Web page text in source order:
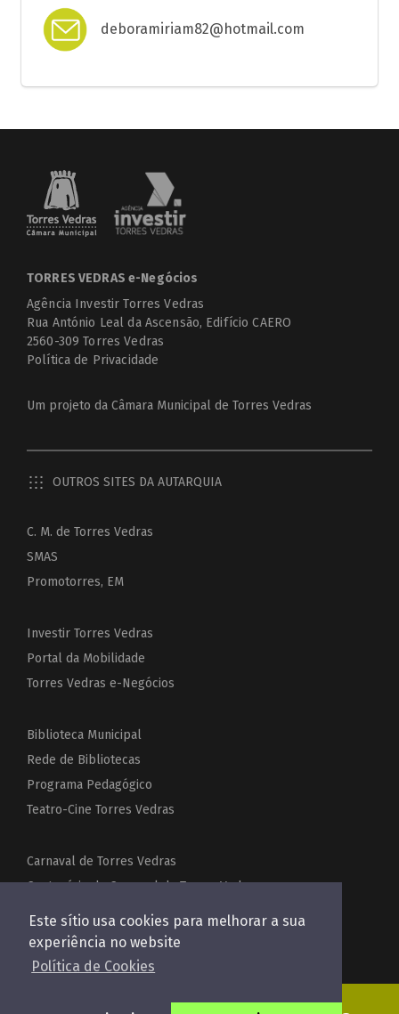
Este sítio usa cookies para melhorar a sua
experiência no website
Política de Cookies
deboramiriam82@hotmail.com
TORRES VEDRAS e-Negócios
Agência Investir Torres Vedras
Rua António Leal da Ascensão, Edifício CAERO
2560-309 Torres Vedras
Política de Privacidade
Um projeto da Câmara Municipal de Torres Vedras
OUTROS SITES DA AUTARQUIA
C. M. de Torres Vedras
SMAS
Promotorres, EM
Investir Torres Vedras
Portal da Mobilidade
Torres Vedras e-Negócios
Biblioteca Municipal
Rede de Bibliotecas
Programa Pedagógico
Teatro-Cine Torres Vedras
Carnaval de Torres Vedras
Centenário do Carnaval de Torres Vedras
Festas de Torres Vedras
Acordeões do Mundo